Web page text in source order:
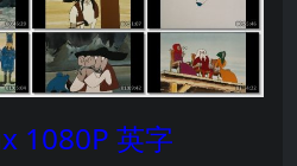
1080P 英字